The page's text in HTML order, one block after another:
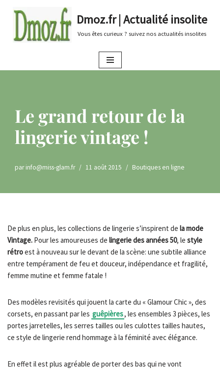
au
Dmoz.fr | Actualité insolite
Vous êtes curieux ? suivez nos actualités insolites
Le grand retour de la
lingerie vintage !
parinfo@miss-glam.fr 11 août 2015 Boutiques en ligne
De plus en plus, les collections de lingerie s’inspirent de la mode
Vintage. Pour les amoureuses de lingerie des années 50, le style
rétroest à nouveau sur le devant de la scène: une subtile alliance
entre tempérament de feu et douceur, indépendance et fragilité,
femme mutine et femme fatale !
Des modèles revisités qui jouent la carte du « Glamour Chic », des
corsets, en passant par les guêpières, les ensembles 3 pièces, les
portes jarretelles, les serres tailles ou les culottes tailles hautes,
ce style de lingerie rend hommage à la féminité avec élégance.
En effet il est plus agréable de porter des bas qui ne vont